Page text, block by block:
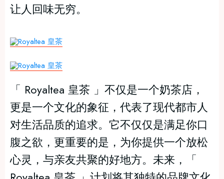
让人回味无穷。
「 Royaltea 皇茶 」不仅是一个奶茶店，
更是一个文化的象征，代表了现代都市人
对生活品质的追求。它不仅仅是满足你口
腹之欲，更重要的是，为你提供一个放松
心灵，与亲友共聚的好地方。未来，「